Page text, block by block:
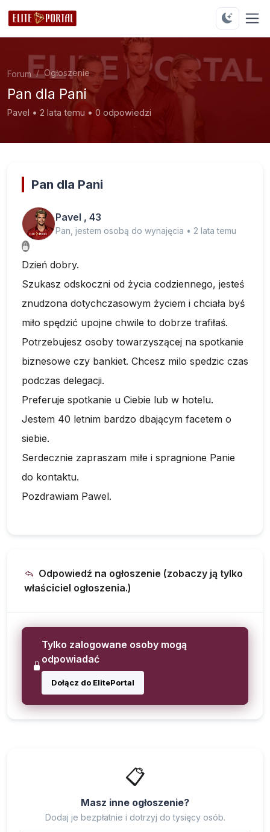
Forum Ogłoszenie
Pan dla Pani
Pavel • 2 lata temu • 0 odpowiedzi
Pan dla Pani
Pavel , 43
Pan, jestem osobą do wynajęcia • 2 lata temu
Dzień dobry.
Szukasz odskoczni od życia codziennego, jesteś
znudzona dotychczasowym życiem i chciała byś
miło spędzić upojne chwile to dobrze trafiłaś.
Potrzebujesz osoby towarzyszącej na spotkanie
biznesowe czy bankiet. Chcesz milo spedzic czas
podczas delegacji.
Preferuje spotkanie u Ciebie lub w hotelu.
Jestem 40 letnim bardzo dbającym facetem o
siebie.
Serdecznie zapraszam miłe i spragnione Panie
do kontaktu.
Pozdrawiam Pawel.
Odpowiedź na ogłoszenie (zobaczy ją tylko
właściciel ogłoszenia.)
Tylko zalogowane osoby mogą
odpowiadać
Dołącz do ElitePortal
📋
Masz inne ogłoszenie?
Dodaj je bezpłatnie i dotrzyj do tysięcy osób.